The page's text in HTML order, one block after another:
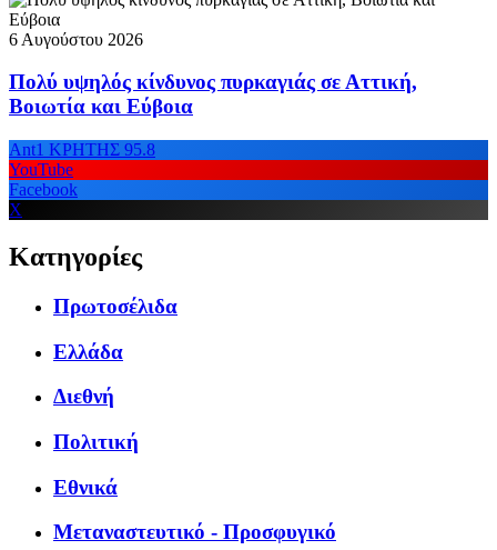
6 Αυγούστου 2026
Πολύ υψηλός κίνδυνος πυρκαγιάς σε Αττική,
Βοιωτία και Εύβοια
Ant1 ΚΡΗΤΗΣ 95.8
YouTube
Facebook
X
Κατηγορίες
Πρωτοσέλιδα
Ελλάδα
Διεθνή
Πολιτική
Εθνικά
Μεταναστευτικό - Προσφυγικό